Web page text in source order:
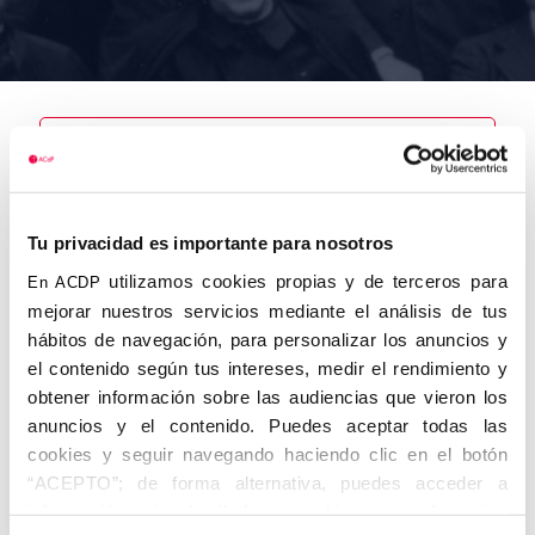
Tu privacidad es importante para nosotros
En ACDP utilizamos cookies propias y de terceros para
mejorar nuestros servicios mediante el análisis de tus
hábitos de navegación, para personalizar los anuncios y
el contenido según tus intereses, medir el rendimiento y
obtener información sobre las audiencias que vieron los
anuncios y el contenido. Puedes aceptar todas las
cookies y seguir navegando haciendo clic en el botón
“ACEPTO”; de forma alternativa, puedes acceder a
información más detallada y cambiar tus preferencias
Soto Limeses,
Federico
Autor
Centro de
adscripción
La
Fecha de
nacimiento
01/01/1914
Lugar de
Fecha de
defunción
Lugar de
defunción